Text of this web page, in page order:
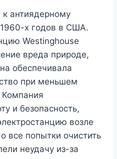
к антиядерному
х годов в США.
​​Westinghouse
вреда природе,
обеспечивала
при меньшем
Компания
и безопасность,
​​возле
все попытки очистить
неудачу из-за